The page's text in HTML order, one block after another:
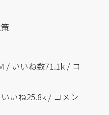
/ いいね数71.1k / コ
いね25.8k / コメン